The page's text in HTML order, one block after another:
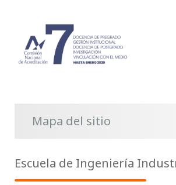
Mapa del sitio
Escuela de Ingeniería